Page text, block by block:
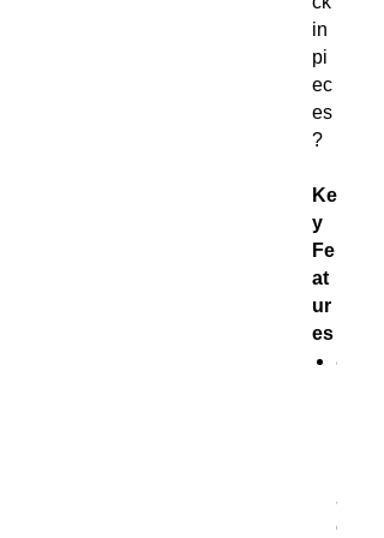
in
pi
ec
es
?
Ke
y
Fe
at
ur
es
8
a
c